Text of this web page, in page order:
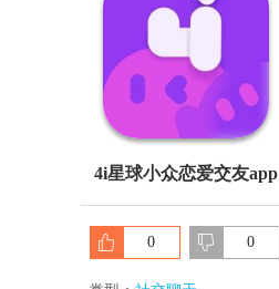
4i星球小众恋爱交友app
0 0